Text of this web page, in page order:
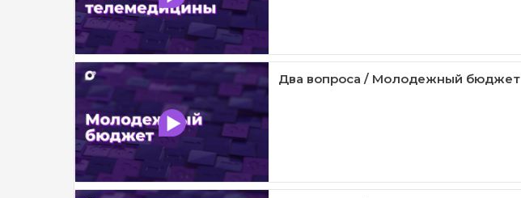
Два вопроса / Молодежный бюджет